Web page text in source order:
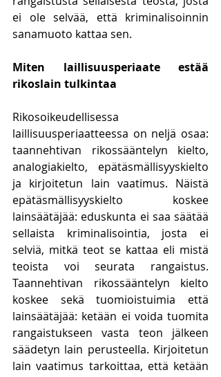
ei ole selvää, että kriminalisoinnin
sanamuoto kattaa sen.
Miten laillisuusperiaate estää
rikoslain tulkintaa
Rikosoikeudellisessa
laillisuusperiaatteessa on neljä osaa:
taannehtivan rikossääntelyn kielto,
analogiakielto, epätäsmällisyyskielto
ja kirjoitetun lain vaatimus. Näistä
epätäsmällisyyskielto koskee
lainsäätäjää: eduskunta ei saa säätää
sellaista kriminalisointia, josta ei
selviä, mitkä teot se kattaa eli mistä
teoista voi seurata rangaistus.
Taannehtivan rikossääntelyn kielto
koskee sekä tuomioistuimia että
lainsäätäjää: ketään ei voida tuomita
rangaistukseen vasta teon jälkeen
säädetyn lain perusteella. Kirjoitetun
lain vaatimus tarkoittaa, että ketään